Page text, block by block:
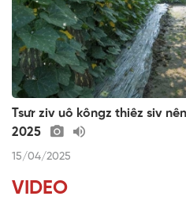
Tsưr ziv uô kôngz thiêz siv
2025
15/04/2025
VIDEO